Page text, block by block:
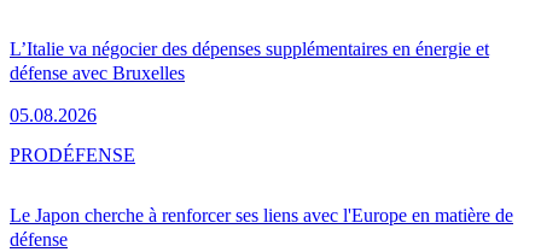
L’Italie va négocier des dépenses supplémentaires en énergie et
défense avec Bruxelles
05.08.2026
Le Japon cherche à renforcer ses liens avec l'Europe en matière de
défense
PRODÉFENSE